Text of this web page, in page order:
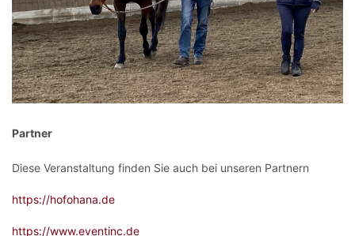
Partner
Diese Veranstaltung finden Sie auch bei unseren Partnern
https://hofohana.de
https://www.eventinc.de